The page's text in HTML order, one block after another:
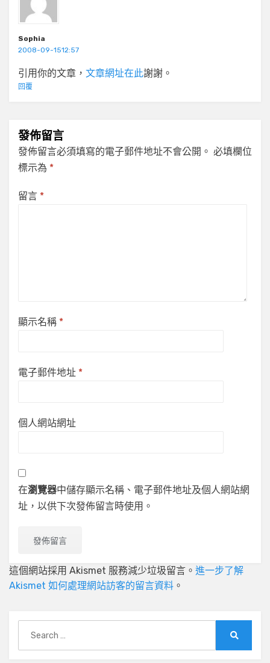
Sophia
2008-09-1512:57
引用你的文章， 文章網址在此謝謝。
回覆
發佈留言
發佈留言必須填寫的電子郵件地址不會公開。 必填欄位
標示為 *
留言 *
顯示名稱 *
電子郵件地址 *
個人網站網址
在瀏覽器中儲存顯示名稱、電子郵件地址及個人網站網
址，以供下次發佈留言時使用。
這個網站採用 Akismet 服務減少垃圾留言。 進一步了解
Akismet 如何處理網站訪客的留言資料 。
for: